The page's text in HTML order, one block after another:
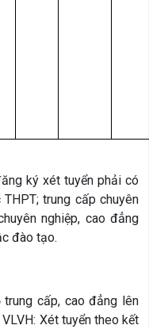
ký xét tuyển phải có
trung cấp chuyên
nghiệp, cao đẳng
đào tạo.
cấp, cao đẳng lên
Xét tuyển theo kết